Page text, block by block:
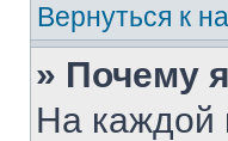
Вернуться к
» Почему
На каждой